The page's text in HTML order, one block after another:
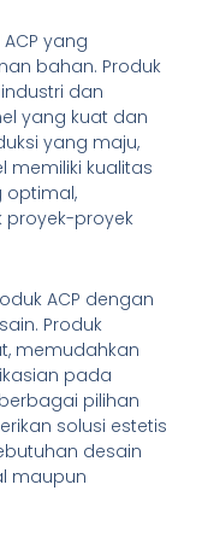
yang
bahan. Produk
dan
yang kuat dan
yang maju,
memiliki kualitas
optimal,
proyek-proyek
ACP dengan
Produk
memudahkan
pada
pilihan
solusi estetis
desain
maupun